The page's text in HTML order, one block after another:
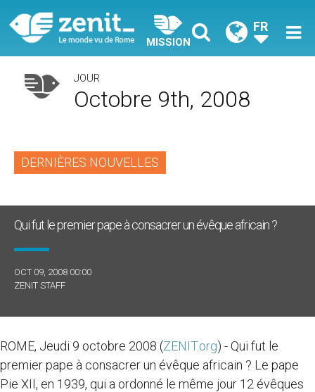
MISSION
FR
JOUR
Octobre 9th, 2008
DERNIÈRES NOUVELLES
Qui fut le premier pape à consacrer un évêque africain ?
OCT 09, 2008 00:00
ZENIT STAFF
ROME, Jeudi 9 octobre 2008 (ZENIT.org) - Qui fut le
premier pape à consacrer un évêque africain ? Le pape
Pie XII, en 1939, qui a ordonné le même jour 12 évêques